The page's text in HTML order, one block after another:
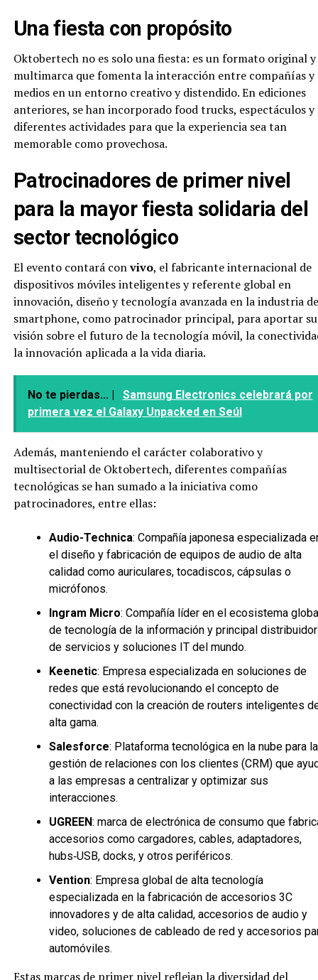
Una fiesta con propósito
Oktobertech no es solo una fiesta: es un formato original y
multimarca que fomenta la interacción entre compañías y
medios en un entorno creativo y distendido. En ediciones
anteriores, se han incorporado food trucks, espectáculos y
diferentes actividades para que la experiencia sea tan
memorable como provechosa.
Patrocinadores de primer nivel
para la mayor fiesta solidaria del
sector tecnológico
El evento contará convivo, el fabricante internacional de
dispositivos móviles inteligentes y referente global en
innovación, diseño y tecnología avanzada en la industria
smartphone, como patrocinador principal, para aportar su
visión sobre el futuro de la tecnología móvil, la
la innovación aplicada a la vida diaria.
No te pierdas... |
Samsung Electronics celebrará por
primera vez el Galaxy Unpacked en Seúl
Además, manteniendo el carácter colaborativo y
multisectorial de Oktobertech, diferentes compañías
tecnológicas se han sumado a la iniciativa como
patrocinadores, entre ellas:
Audio-Technica: Compañía japonesa especializada
el diseño y fabricación de equipos de audio de alta
calidad como auriculares, tocadiscos, cápsulas o
micrófonos.
Ingram Micro: Compañía líder en el ecosistema
de tecnología de la información y principal distribuidor
de servicios y soluciones IT del mundo.
Keenetic: Empresa especializada en soluciones de
redes que está revolucionando el concepto de
conectividad con la creación de routers inteligentes
alta gama.
Salesforce: Plataforma tecnológica en la nube para la
gestión de relaciones con los clientes (CRM) que
a las empresas a centralizar y optimizar sus
interacciones.
UGREEN: marca de electrónica de consumo que
accesorios como cargadores, cables, adaptadores,
hubs‑USB, docks, y otros periféricos.
Vention: Empresa global de alta tecnología
especializada en la fabricación de accesorios 3C
innovadores y de alta calidad, accesorios de audio y
video, soluciones de cableado de red y accesorios
automóviles.
Estas marcas de primer nivel reflejan la diversidad del